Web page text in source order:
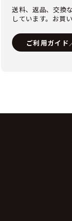
送料、返品、交換
しています。お買
ご利用ガイド